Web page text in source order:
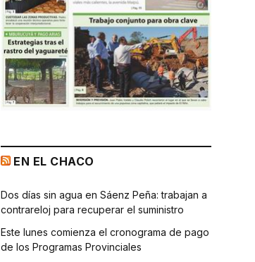
EN EL CHACO
Dos días sin agua en Sáenz Peña: trabajan a
contrareloj para recuperar el suministro
Este lunes comienza el cronograma de pago
de los Programas Provinciales